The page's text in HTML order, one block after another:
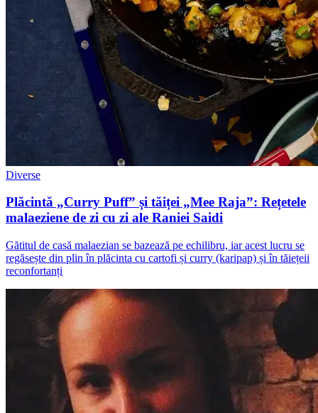
Diverse
Plăcintă „Curry Puff” și tăiței „Mee Raja”: Rețetele
malaeziene de zi cu zi ale Raniei Saidi
Gătitul de casă malaezian se bazează pe echilibru, iar acest lucru se
regăsește din plin în plăcinta cu cartofi și curry (karipap) și în tăiețeii
reconfortanți